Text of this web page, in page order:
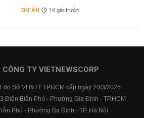
DỰ ÁN 14 giờ trước
TY VIETNEWSCORP
do Sở VH&TT TPHCM cấp ngày 20/3/2026
Điện Biên Phủ - Phường Gia Định - TP.HCM
Phú - Phường Ba Đình - TP. Hà Nội